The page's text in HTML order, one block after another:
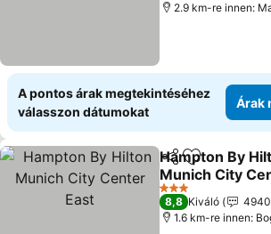
2.9 km-re innen:
A pontos árak megtekintéséhez
válasszon dátumokat
Árak
MegosztásHozzáadás
Hampton By
Munich City
Árak
3 Kategória
8,8 Kiváló
4940
1.6 km-re innen: